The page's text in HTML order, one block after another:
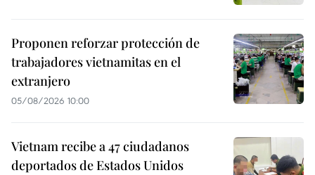
Proponen reforzar protección de
trabajadores vietnamitas en el
extranjero
05/08/2026 10:00
Vietnam recibe a 47 ciudadanos
deportados de Estados Unidos